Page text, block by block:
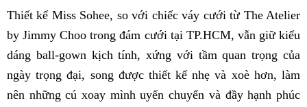
Thiết kế Miss Sohee, so với chiếc váy cưới từ The Atelier
by Jimmy Choo trong đám cưới tại TP.HCM, vẫn giữ kiểu
dáng ball-gown kịch tính, xứng với tầm quan trọng của
ngày trọng đại, song được thiết kế nhẹ và xoè hơn, làm
nên những cú xoay mình uyển chuyển và đầy hạnh phúc